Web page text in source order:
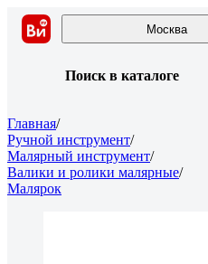
Москва
Поиск в каталоге
Главная/
Ручной инструмент/
Малярный инструмент/
Валики и ролики малярные/
Малярок